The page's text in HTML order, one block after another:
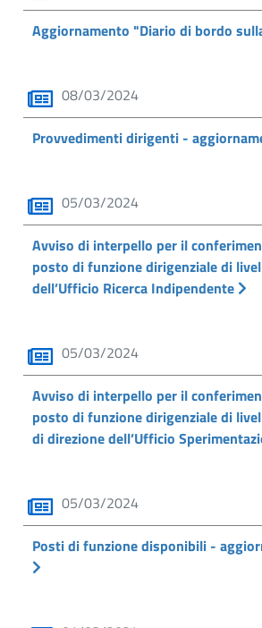
Aggiornamento "Diario di bordo
08/03/2024
Provvedimenti dirigenti -
05/03/2024
Avviso di interpello per il
posto di funzione dirigenziale di
dell’Ufficio Ricerca Indipendente
05/03/2024
Avviso di interpello per il
posto di funzione dirigenziale di
di direzione dell’Ufficio
05/03/2024
Posti di funzione disponibili -